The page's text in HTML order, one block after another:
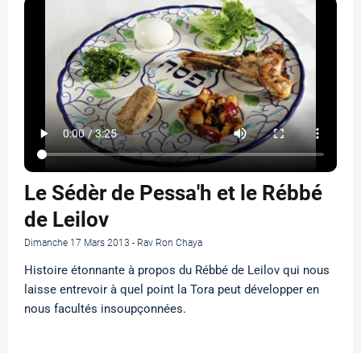
Le Sédèr de Pessa'h et le Rébbé
de Leilov
Dimanche 17 Mars 2013 - Rav Ron Chaya
Histoire étonnante à propos du Rébbé de Leilov qui nous
laisse entrevoir à quel point la Tora peut développer en
nous facultés insoupçonnées.